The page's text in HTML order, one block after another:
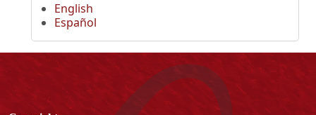
English
Español